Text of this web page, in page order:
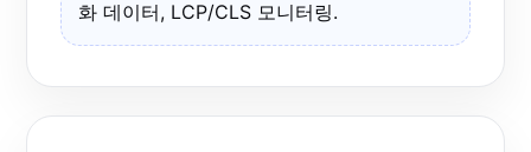
화 데이터, LCP/CLS 모니터링.